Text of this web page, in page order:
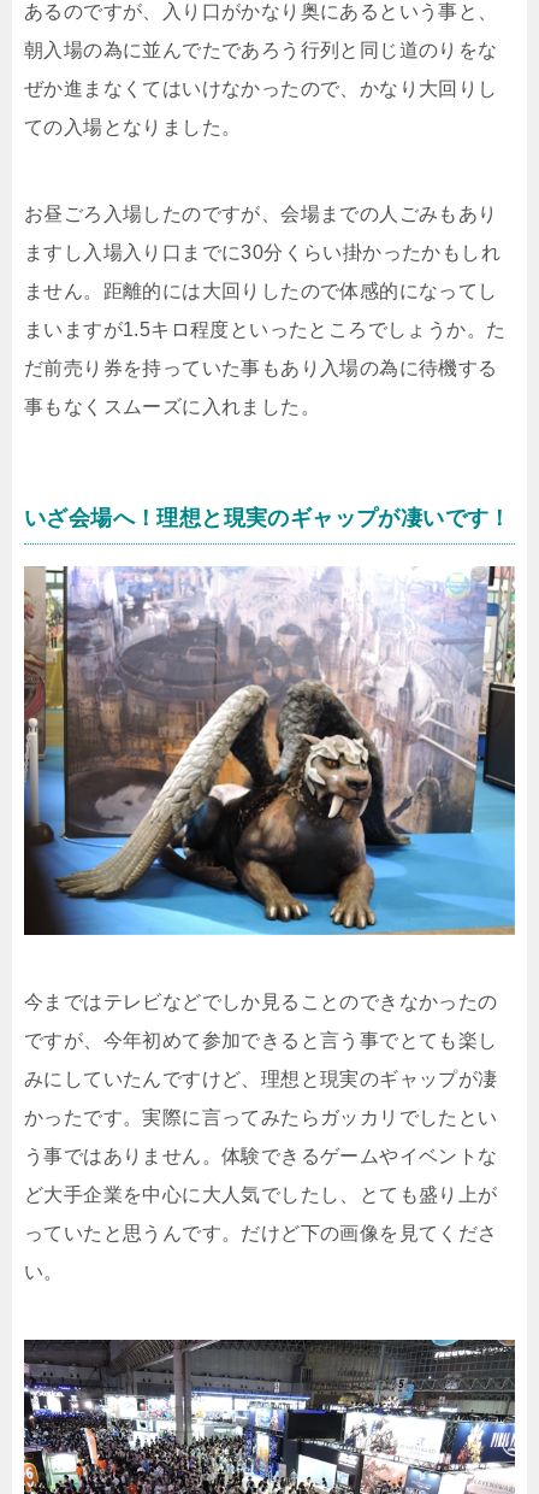
あるのですが、入り口がかなり奥にあるという事と、
朝入場の為に並んでたであろう行列と同じ道のりをな
ぜか進まなくてはいけなかったので、かなり大回りし
ての入場となりました。
お昼ごろ入場したのですが、会場までの人ごみもあり
ますし入場入り口までに30分くらい掛かったかもしれ
ません。距離的には大回りしたので体感的になってし
まいますが1.5キロ程度といったところでしょうか。た
だ前売り券を持っていた事もあり入場の為に待機する
事もなくスムーズに入れました。
いざ会場へ！理想と現実のギャップが凄いです！
今まではテレビなどでしか見ることのできなかったの
ですが、今年初めて参加できると言う事でとても楽し
みにしていたんですけど、理想と現実のギャップが凄
かったです。実際に言ってみたらガッカリでしたとい
う事ではありません。体験できるゲームやイベントな
ど大手企業を中心に大人気でしたし、とても盛り上が
っていたと思うんです。だけど下の画像を見てくださ
い。